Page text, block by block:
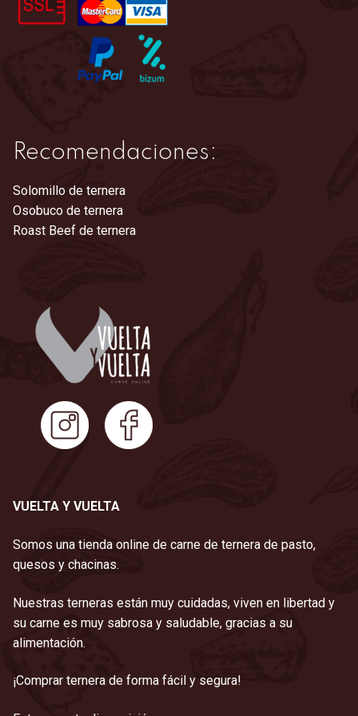
la
de
producto
Recomendaciones:
Solomillo de ternera
Osobuco de ternera
Roast Beef de ternera
VUELTA Y VUELTA
Somos una tienda online de carne de ternera de pasto,
quesos y chacinas.
Nuestras terneras están muy cuidadas, viven en libertad y
su carne es muy sabrosa y saludable, gracias a su
alimentación.
¡Comprar ternera de forma fácil y segura!